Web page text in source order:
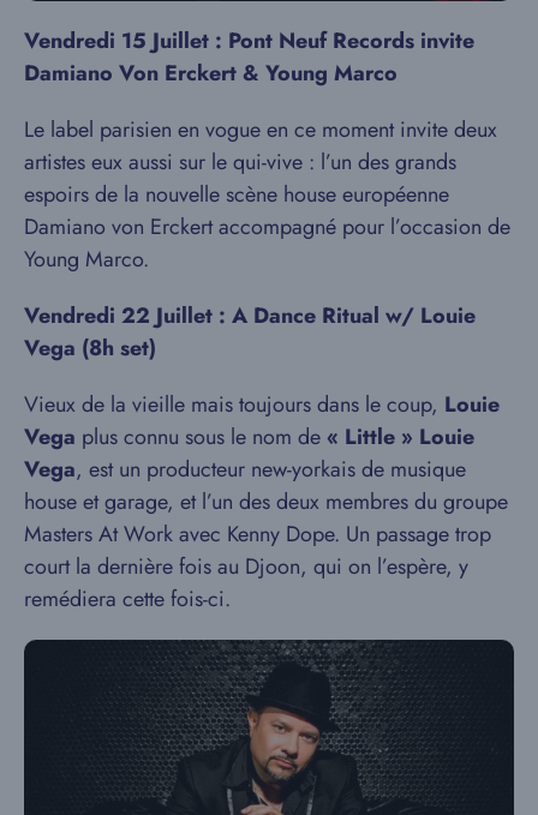
Vendredi 15 Juillet : Pont Neuf Records invite
Damiano Von Erckert & Young Marco
Le label parisien en vogue en ce moment invite deux
artistes eux aussi sur le qui-vive : l’un des grands
espoirs de la nouvelle scène house européenne
Damiano von Erckert accompagné pour l’occasion de
Young Marco.
Vendredi 22 Juillet : A Dance Ritual w/ Louie
Vega (8h set)
Vieux de la vieille mais toujours dans le coup, Louie
Vega plus connu sous le nom de« Little » Louie
Vega, est un producteur new-yorkais de musique
house et garage, et l’un des deux membres du groupe
Masters At Work avec Kenny Dope. Un passage trop
court la dernière fois au Djoon, qui on l’espère, y
remédiera cette fois-ci.